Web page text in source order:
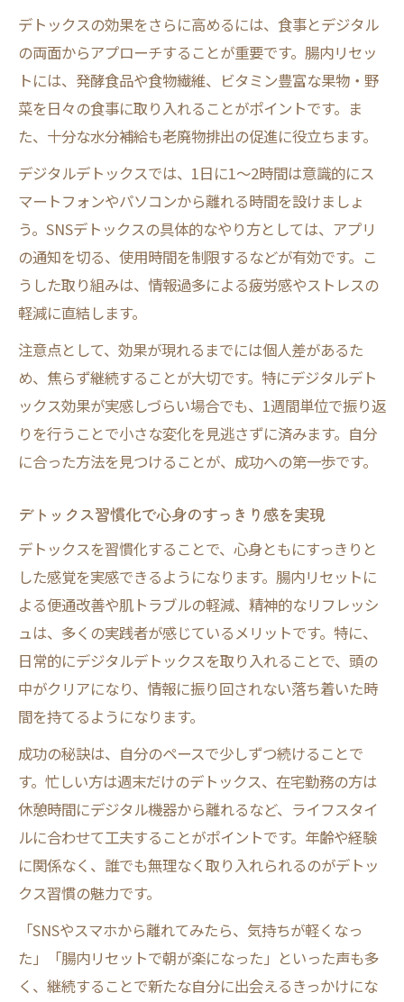
デトックスの効果をさらに高めるには、食事とデジタル
の両面からアプローチすることが重要です。腸内リセッ
トには、発酵食品や食物繊維、ビタミン豊富な果物・野
菜を日々の食事に取り入れることがポイントです。ま
た、十分な水分補給も老廃物排出の促進に役立ちます。
デジタルデトックスでは、1日に1〜2時間は意識的にス
マートフォンやパソコンから離れる時間を設けましょ
う。SNSデトックスの具体的なやり方としては、アプリ
の通知を切る、使用時間を制限するなどが有効です。こ
うした取り組みは、情報過多による疲労感やストレスの
軽減に直結します。
注意点として、効果が現れるまでには個人差があるた
め、焦らず継続することが大切です。特にデジタルデト
ックス効果が実感しづらい場合でも、1週間単位で振り返
りを行うことで小さな変化を見逃さずに済みます。自分
に合った方法を見つけることが、成功への第一歩です。
デトックス習慣化で心身のすっきり感を実現
デトックスを習慣化することで、心身ともにすっきりと
した感覚を実感できるようになります。腸内リセットに
よる便通改善や肌トラブルの軽減、精神的なリフレッシ
ュは、多くの実践者が感じているメリットです。特に、
日常的にデジタルデトックスを取り入れることで、頭の
中がクリアになり、情報に振り回されない落ち着いた時
間を持てるようになります。
成功の秘訣は、自分のペースで少しずつ続けることで
す。忙しい方は週末だけのデトックス、在宅勤務の方は
休憩時間にデジタル機器から離れるなど、ライフスタイ
ルに合わせて工夫することがポイントです。年齢や経験
に関係なく、誰でも無理なく取り入れられるのがデトッ
クス習慣の魅力です。
「SNSやスマホから離れてみたら、気持ちが軽くなっ
た」「腸内リセットで朝が楽になった」といった声も多
く、継続することで新たな自分に出会えるきっかけにな